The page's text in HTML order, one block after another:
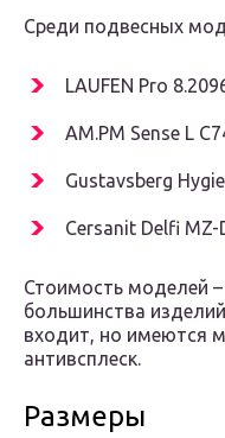
Среди подвесных
LAUFEN Pro
AM.PM Sense L
Gustavsberg
Cersanit Delfi MZ-
Стоимость моделей
большинства
входит, но имеются
антивсплеск.
Размеры